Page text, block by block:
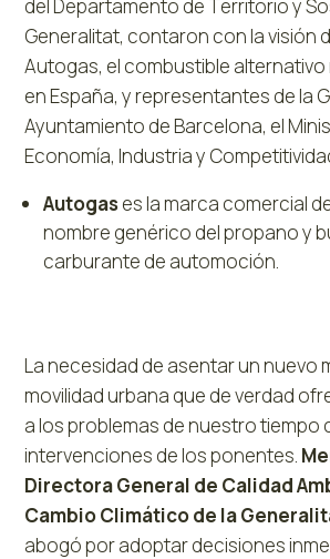
del Departamento de Territorio y
Generalitat, contaron con la visión
Autogas, el combustible
en España, y representantes de la
Ayuntamiento de Barcelona, el
Economía, Industria y
Autogas es la marca comercial
nombre genérico del propano y
carburante de automoción.
La necesidad de asentar un nuevo
movilidad urbana que de verdad
a los problemas de nuestro tiempo
intervenciones de los ponentes.
Directora General de Calidad
Cambio Climático de la
abogó por adoptar decisiones